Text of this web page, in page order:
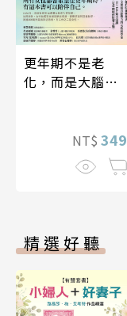
更年期不是老
化，而是大腦重
NT$ 349
精選好聽